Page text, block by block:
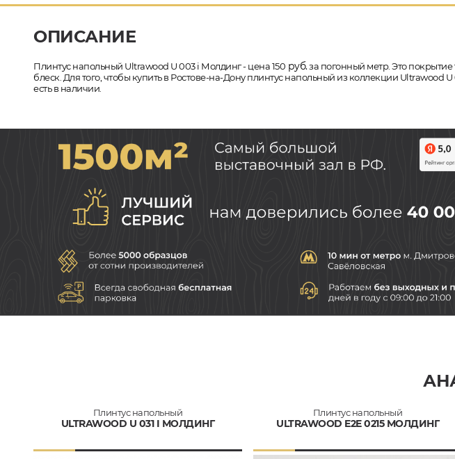
ОПИСАНИЕ
Плинтус напольный Ultrawood U 003 i Молдинг - цена 150 руб.за погонный метр. Это покрытие
блеск. Для того, чтобы купить в Ростове-на-Дону плинтус напольный из коллекции
есть в наличии.
Плинтус напольный
ULTRAWOOD U 031 I МОЛДИНГ
Плинтус напольный
ULTRAWOOD E2E 0215 МОЛДИНГ